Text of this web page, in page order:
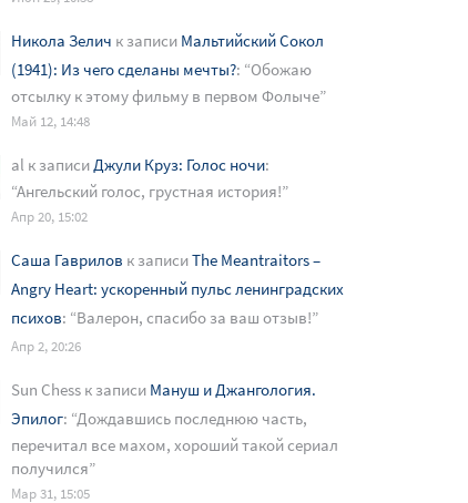
Никола Зелич к записи Мальтийский Сокол
(1941): Из чего сделаны мечты?: “Обожаю
отсылку к этому фильму в первом Фолыче”
Май 12, 14:48
al к записи Джули Круз: Голос ночи:
“Ангельский голос, грустная история!”
Апр 20, 15:02
Саша Гаврилов к записиThe Meantraitors –
Angry Heart: ускоренный пульс ленинградских
психов: “Валерон, спасибо за ваш отзыв!”
Апр 2, 20:26
Sun Chess к записи Мануш и Джангология.
Эпилог: “Дождавшись последнюю часть,
перечитал все махом, хороший такой сериал
получился”
Мар 31, 15:05